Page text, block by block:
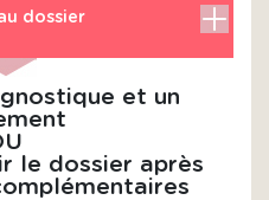
dossier
et un
le dossier après